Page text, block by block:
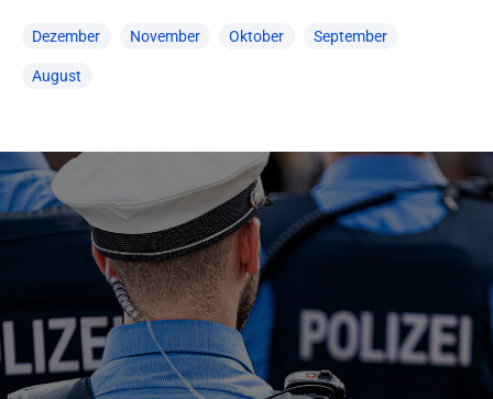
Dezember November Oktober September
August